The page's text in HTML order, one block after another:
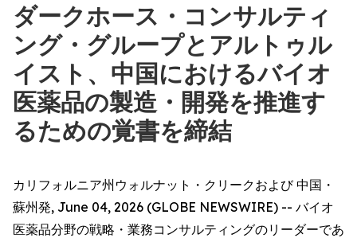
ダークホース・コンサルティ
ング・グループとアルトゥル
イスト、中国におけるバイオ
医薬品の製造・開発を推進す
るための覚書を締結
カリフォルニア州ウォルナット・クリークおよび 中国・
蘇州発, June 04, 2026 (GLOBE NEWSWIRE) -- バイオ
医薬品分野の戦略・業務コンサルティングのリーダーであ